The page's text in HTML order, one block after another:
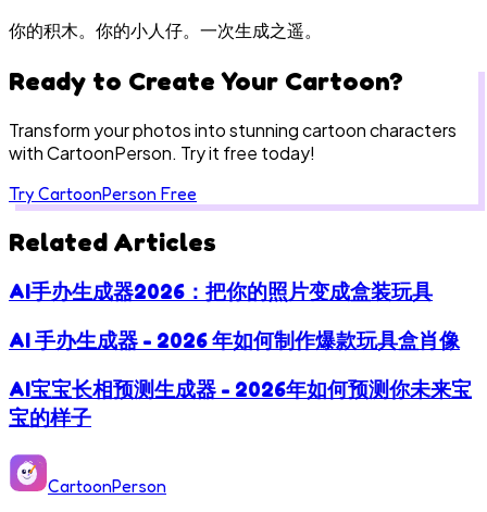
你的积木。你的小人仔。一次生成之遥。
Ready to Create Your Cartoon?
Transform your photos into stunning cartoon characters
with CartoonPerson. Try it free today!
Try CartoonPerson Free
Related Articles
AI手办生成器2026：把你的照片变成盒装玩具
AI 手办生成器 - 2026 年如何制作爆款玩具盒肖像
AI宝宝长相预测生成器 - 2026年如何预测你未来宝
宝的样子
CartoonPerson